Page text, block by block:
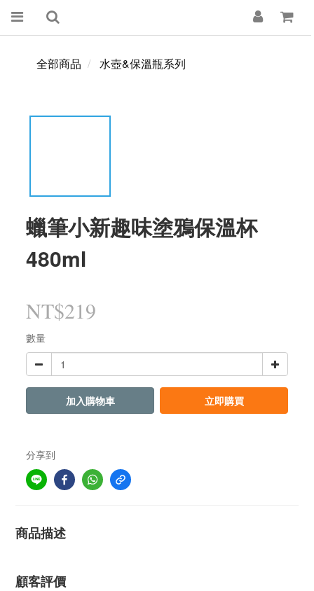
全部商品 水壺&保溫瓶系列
蠟筆小新趣味塗鴉保溫杯
480ml
NT$219
數量
加入購物車 立即購買
分享到
商品描述
顧客評價